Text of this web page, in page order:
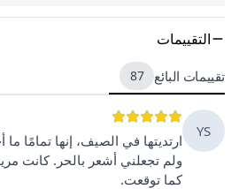
التقييمات
تقييمات البائع 87
YS
ارتديتها في الصيف، إنها تمامًا
ولم تجعلني أشعر بالحر. كانت
كما توقعت.